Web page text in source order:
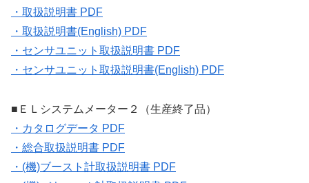
・取扱説明書 PDF
・取扱説明書(English) PDF
・センサユニット取扱説明書 PDF
・センサユニット取扱説明書(English) PDF
■ＥＬシステムメーター２（生産終了品）
・カタログデータ PDF
・総合取扱説明書 PDF
・(機)ブースト計取扱説明書 PDF